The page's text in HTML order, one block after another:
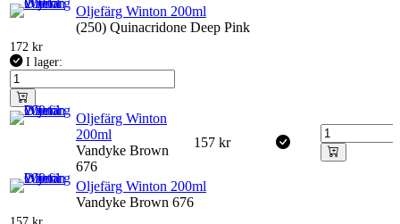
Oljefärg Winton 200ml
(250) Quinacridone Deep Pink
172 kr
I lager:
Oljefärg Winton
200ml
Vandyke Brown
676
157 kr
Oljefärg Winton 200ml
Vandyke Brown 676
157 kr